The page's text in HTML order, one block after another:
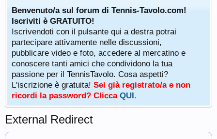
Benvenuto/a sul forum di Tennis-Tavolo.com!
Iscriviti è GRATUITO!
Iscrivendoti con il pulsante qui a destra potrai
partecipare attivamente nelle discussioni,
pubblicare video e foto, accedere al mercatino e
conoscere tanti amici che condividono la tua
passione per il TennisTavolo. Cosa aspetti?
L'iscrizione è gratuita! Sei già registrato/a e non
ricordi la password? Clicca QUI.
External Redirect